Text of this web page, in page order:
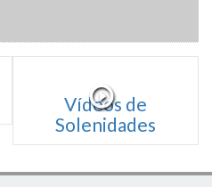
Vídeos de
Solenidades